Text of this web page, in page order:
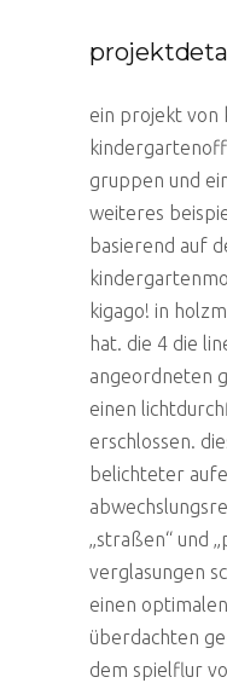
ein projekt von
gruppen und
weiteres
basierend auf
kigago! in
hat. die 4 die
angeordneten
einen
erschlossen.
belichteter
„straßen“ und
verglasungen
einen
überdachten
dem spielflur